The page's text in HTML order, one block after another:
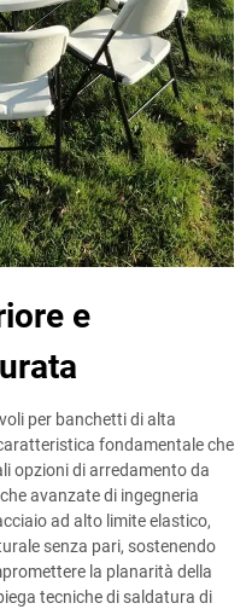
e
per banchetti di alta
fondamentale che
opzioni di arredamento da
avanzate di ingegneria
ad alto limite elastico,
senza pari, sostenendo
la planarità della
tecniche di saldatura di